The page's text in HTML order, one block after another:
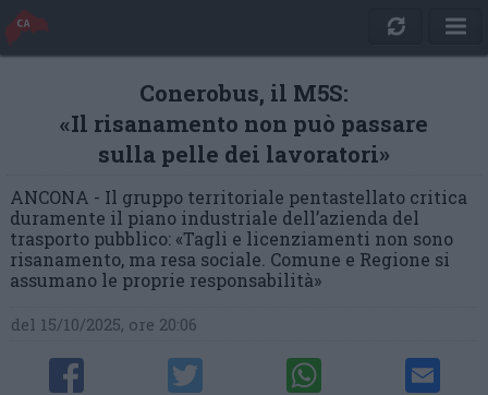
Conerobus, il M5S:
«Il risanamento non può passare
sulla pelle dei lavoratori»
ANCONA - Il gruppo territoriale pentastellato critica
duramente il piano industriale dell’azienda del
trasporto pubblico: «Tagli e licenziamenti non sono
risanamento, ma resa sociale. Comune e Regione si
assumano le proprie responsabilità»
del 15/10/2025, ore 20:06